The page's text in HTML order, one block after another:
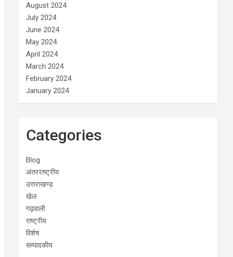
August 2024
July 2024
June 2024
May 2024
April 2024
March 2024
February 2024
January 2024
Categories
Blog
अंतरराष्ट्रीय
उत्तराखण्ड
खेल
गढ़वाली
राष्ट्रीय
विशेष
सम्पादकीय